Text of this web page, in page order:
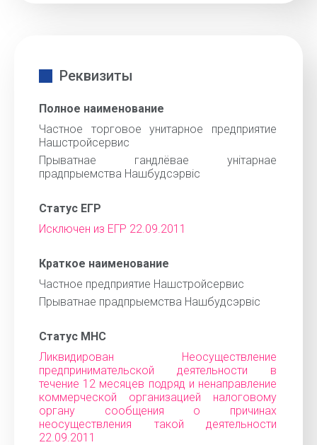
Реквизиты
Полное наименование
Частное торговое унитарное предприятие
Нашстройсервис
Прыватнае гандлёвае унiтарнае
прадпрыемства Нашбудсэрвiс
Статус ЕГР
Исключен из ЕГР 22.09.2011
Краткое наименование
Частное предприятие Нашстройсервис
Прыватнае прадпрыемства Нашбудсэрвiс
Статус МНС
Ликвидирован Неосуществление
предпринимательской деятельности в
течение 12 месяцев подряд и ненаправление
коммерческой организацией налоговому
органу сообщения о причинах
неосуществления такой деятельности
22.09.2011